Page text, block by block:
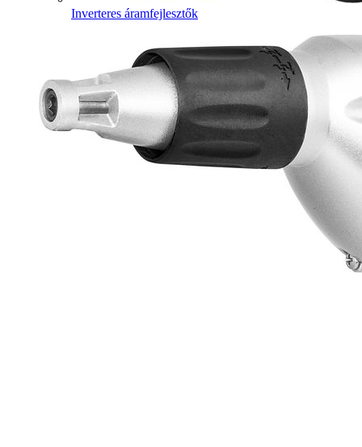
Inverteres áramfejlesztők